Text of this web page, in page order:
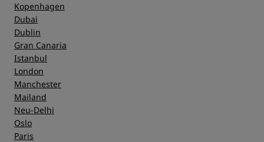
Kopenhagen
Dubai
Dublin
Gran Canaria
Istanbul
London
Manchester
Mailand
Neu-Delhi
Oslo
Paris